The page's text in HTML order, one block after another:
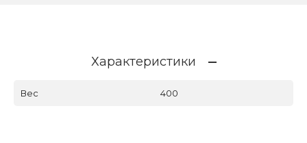
Характеристики
Вес 400